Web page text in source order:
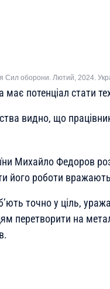
Сил оборони. Лютий, 2024.
потенціал стати
видно, що
Михайло Федоров
його роботи
точно у ціль,
перетворити на